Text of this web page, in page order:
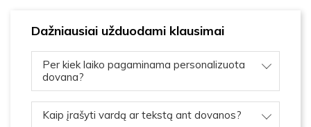
Dažniausiai užduodami klausimai
Per kiek laiko pagaminama personalizuota
dovana?
Kaip įrašyti vardą ar tekstą ant dovanos?